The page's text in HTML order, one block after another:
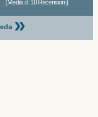
(Media di 10 Recensioni)
»